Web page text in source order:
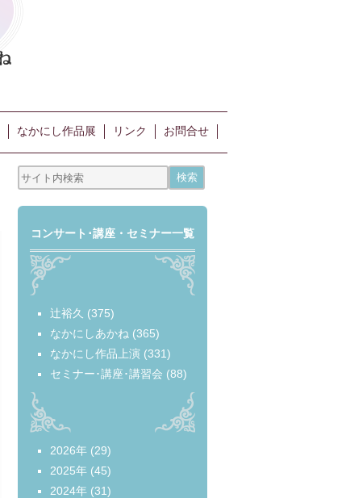
なかにし作品展 リンク お問合せ
コンサート･講座・セミナー一覧
辻裕久 (375)
なかにしあかね (365)
なかにし作品上演 (331)
セミナー･講座･講習会 (88)
2026年 (29)
2025年 (45)
2024年 (31)